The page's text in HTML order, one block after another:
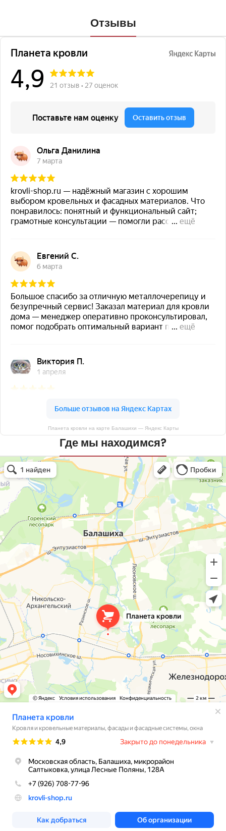
Отзывы
Планета кровли на карте Балашихи — Яндекс Карты
Где мы находимся?
Планета кровли
Кровля и кровельные материалы в Балашихе
Окна в Балашихе